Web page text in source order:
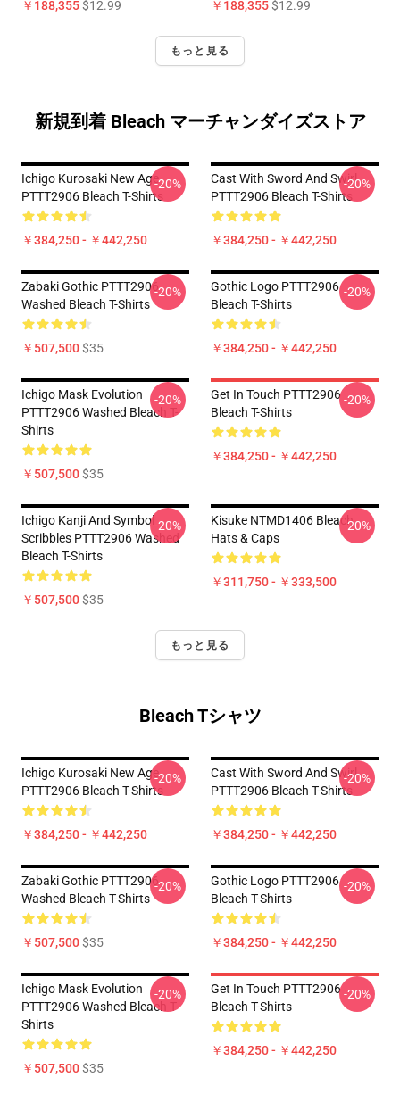
￥188,355$12.99 ￥188,355$12.99
もっと見る
新規到着 Bleach マーチャンダイズストア
Ichigo Kurosaki New Age
PTTT2906 Bleach T-Shirts
￥384,250 - ￥442,250
-20%
Cast With Sword And Swirl
PTTT2906 Bleach T-Shirts
￥384,250 - ￥442,250
-20%
Zabaki Gothic PTTT2906
Washed Bleach T-Shirts
￥507,500$35
-20%
Gothic Logo PTTT2906
Bleach T-Shirts
￥384,250 - ￥442,250
-20%
Ichigo Mask Evolution
PTTT2906 Washed Bleach T-
Shirts
￥507,500$35
-20%
Get In Touch PTTT2906
Bleach T-Shirts
￥384,250 - ￥442,250
-20%
Ichigo Kanji And Symbol
Scribbles PTTT2906 Washed
Bleach T-Shirts
￥507,500$35
-20%
Kisuke NTMD1406 Bleach
Hats & Caps
￥311,750 - ￥333,500
-20%
もっと見る
Bleach Tシャツ
Ichigo Kurosaki New Age
PTTT2906 Bleach T-Shirts
￥384,250 - ￥442,250
-20%
Cast With Sword And Swirl
PTTT2906 Bleach T-Shirts
￥384,250 - ￥442,250
-20%
Zabaki Gothic PTTT2906
Washed Bleach T-Shirts
￥507,500$35
-20%
Gothic Logo PTTT2906
Bleach T-Shirts
￥384,250 - ￥442,250
-20%
Ichigo Mask Evolution
PTTT2906 Washed Bleach T-
Shirts
￥507,500$35
-20%
Get In Touch PTTT2906
Bleach T-Shirts
￥384,250 - ￥442,250
-20%